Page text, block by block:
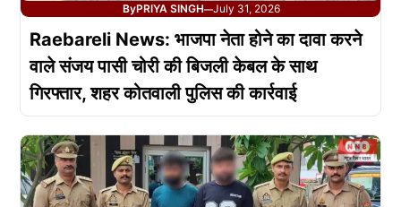
ByPRIYA SINGH—July 31, 2026
Raebareli News: भाजपा नेता होने का दावा करने
वाले संजय पासी चोरी की बिजली केबल के साथ
गिरफ्तार, शहर कोतवाली पुलिस की कार्रवाई